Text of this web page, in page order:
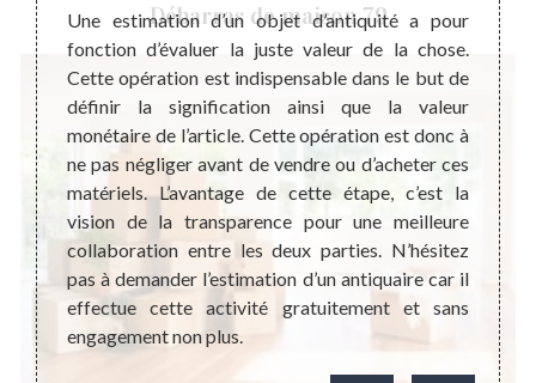
Débarras de maison 79
de
Une estimation d’un objet d’antiquité a pour
fonction d’évaluer la juste valeur de la chose.
Cette opération est indispensable dans le but de
définir la signification ainsi que la valeur
monétaire de l’article. Cette opération est donc à
ne pas négliger avant de vendre ou d’acheter ces
matériels. L’avantage de cette étape, c’est la
vision de la transparence pour une meilleure
collaboration entre les deux parties. N’hésitez
pas à demander l’estimation d’un antiquaire car il
effectue cette activité gratuitement et sans
engagement non plus.
dès
dire
cette